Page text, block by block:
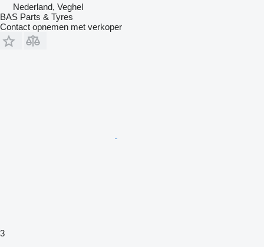
Nederland, Veghel
BAS Parts & Tyres
Contact opnemen met verkoper
3